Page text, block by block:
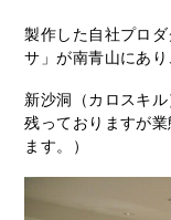
製作した自社プロ
サ」が南青山にあ
新沙洞（カロスキ
残っておりますが
ます。）